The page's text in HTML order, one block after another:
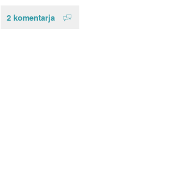
2 komentarja